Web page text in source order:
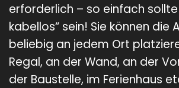
erforderlich – so einfach sollte
kabellos“ sein! Sie können die
beliebig an jedem Ort
Regal, an der Wand, an der
der Baustelle, im Ferienhaus